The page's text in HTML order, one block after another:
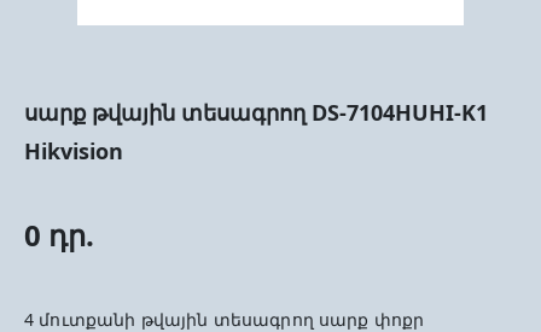
սարք թվային տեսագրող DS-7104HUHI-K1
Hikvision
0 դր.
4 մուտքանի թվային տեսագրող սարք փոքր